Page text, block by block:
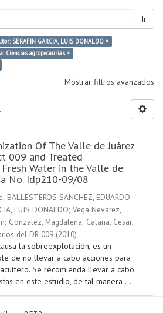
Ir
SERAFIN GARCIA, LUIS DONALDO ×
Ciencias agropecaurias ×
Mostrar filtros avanzados
Of The Valle de Juárez
009 and Treated
Water in the Valle de
No. Idp210-09/08
; BALLESTEROS SANCHEZ, EDUARDO
LUIS DONALDO; Vega Nevárez,
; González, Magdalena; Catana, Cesar;
del DR 009 (2010)
la sobreexplotación, es un
de no llevar a cabo acciones para
Se recomienda llevar a cabo
en este estudio, de tal manera ...